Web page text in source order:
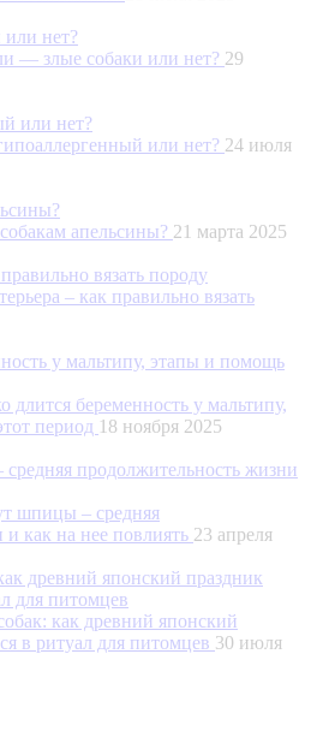
— злые собаки или нет? 29
или нет? 24 июля
апельсины? 21 марта 2025
– как правильно вязать
длится беременность у мальтипу,
период 18 ноября 2025
шпицы – средняя
как на нее повлиять 23 апреля
как древний японский
в ритуал для питомцев 30 июля